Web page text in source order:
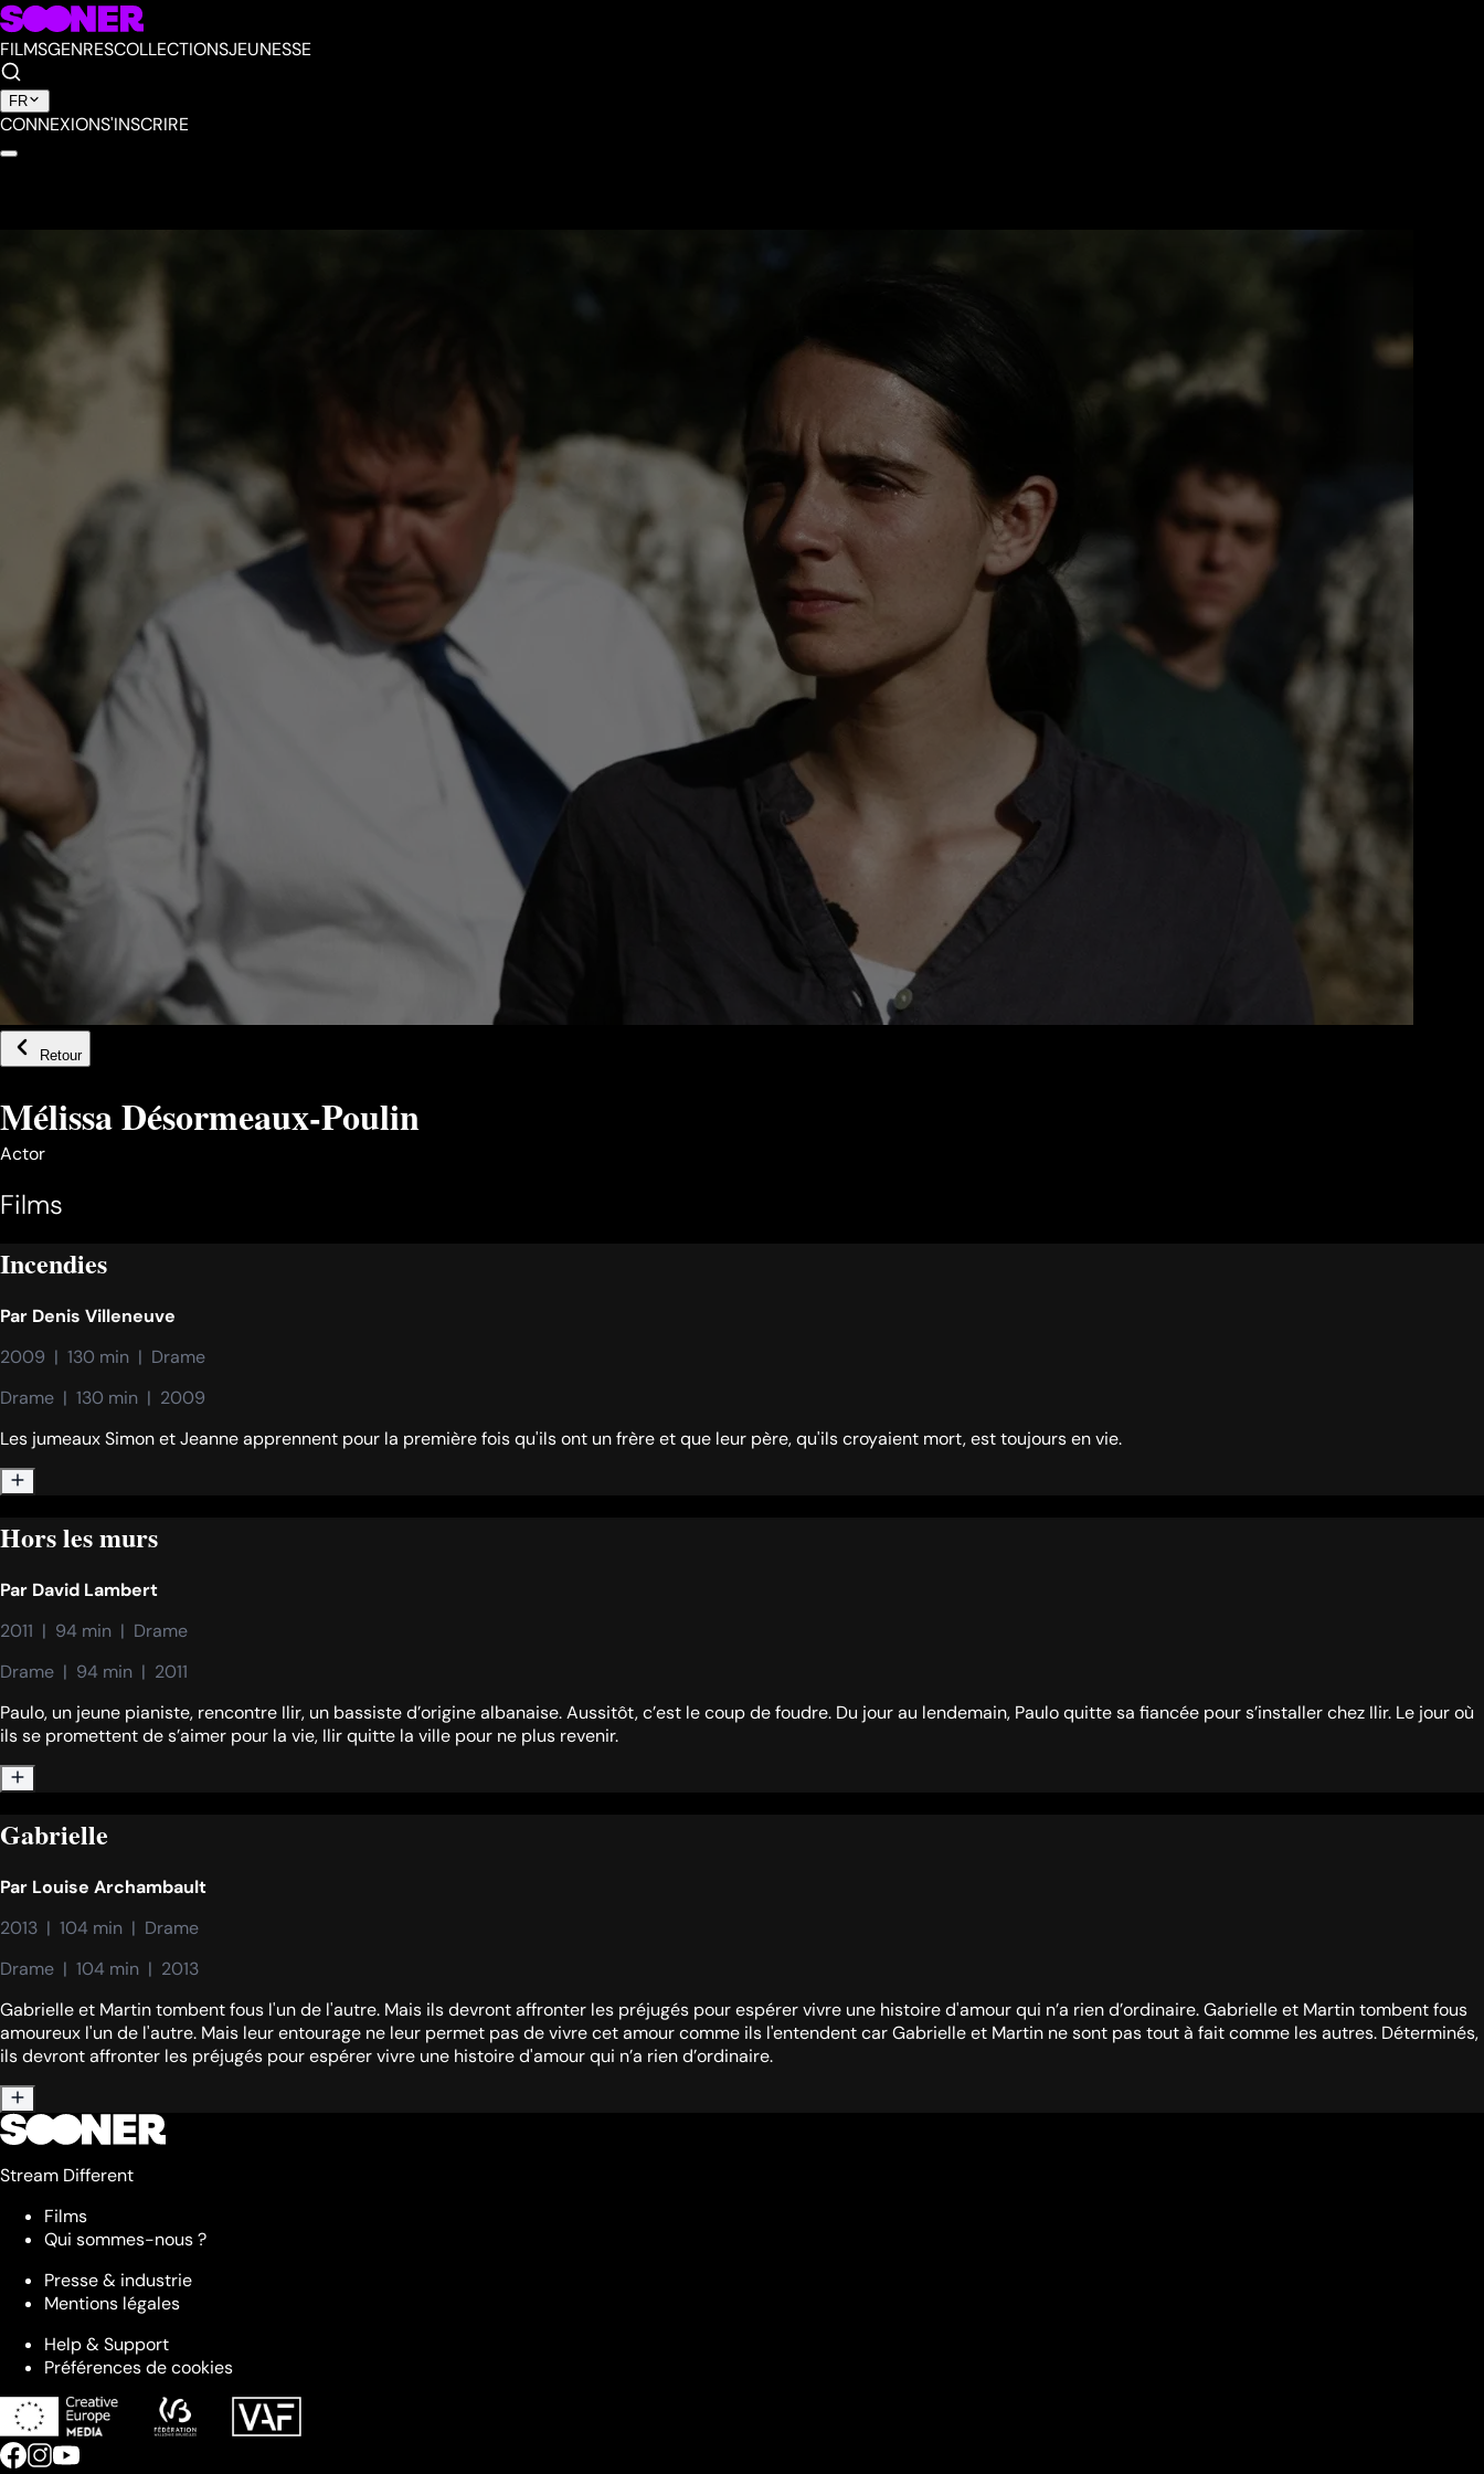
FILMSGENRESCOLLECTIONSJEUNESSE
FR
CONNEXIONS'INSCRIRE
Retour
Mélissa Désormeaux-Poulin
Actor
Films
Incendies
Par Denis Villeneuve
2009  |  130 min  |  Drame
Drame  |  130 min  |  2009
Les jumeaux Simon et Jeanne apprennent pour la première fois qu'ils ont un frère et que leur père, qu'ils croyaient mort, est toujours en vie.
Hors les murs
Par David Lambert
2011  |  94 min  |  Drame
Drame  |  94 min  |  2011
Paulo, un jeune pianiste, rencontre Ilir, un bassiste d’origine albanaise. Aussitôt, c’est le coup de foudre. Du jour au lendemain, Paulo quitte sa fiancée pour s’installer chez Ilir. Le jour où
ils se promettent de s’aimer pour la vie, Ilir quitte la ville pour ne plus revenir.
Gabrielle
Par Louise Archambault
2013  |  104 min  |  Drame
Drame  |  104 min  |  2013
Gabrielle et Martin tombent fous l'un de l'autre. Mais ils devront affronter les préjugés pour espérer vivre une histoire d'amour qui n’a rien d’ordinaire. Gabrielle et Martin tombent fous
amoureux l'un de l'autre. Mais leur entourage ne leur permet pas de vivre cet amour comme ils l'entendent car Gabrielle et Martin ne sont pas tout à fait comme les autres. Déterminés,
ils devront affronter les préjugés pour espérer vivre une histoire d'amour qui n’a rien d’ordinaire.
Stream Different
Films
Qui sommes-nous ?
Presse & industrie
Mentions légales
Help & Support
Préférences de cookies